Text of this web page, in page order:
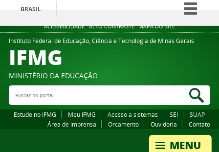
ACESSIBILIDADE ALTO CONTRASTE MAPA DO SITE
BRASIL
Simplifique!
Comunica BR
Legislação
Instituto Federal de Educação, Ciência e Tecnologia de Minas Gerais
IFMG
MINISTÉRIO DA EDUCAÇÃO
Buscar no portal
Estude no IFMG Meu IFMG Acesso a sistemas SEI
SUAP
Área de imprensa
Orcamento Ouvidoria Contato